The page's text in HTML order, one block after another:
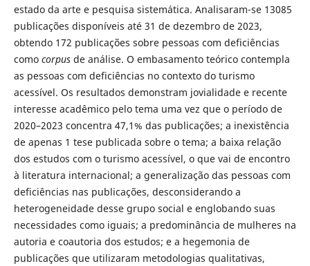
estado da arte e pesquisa sistemática. Analisaram-se 13085
publicações disponíveis até 31 de dezembro de 2023,
obtendo 172 publicações sobre pessoas com deficiências
como corpusde análise. O embasamento teórico contempla
as pessoas com deficiências no contexto do turismo
acessível. Os resultados demonstram jovialidade e recente
interesse acadêmico pelo tema uma vez que o período de
2020–2023 concentra 47,1% das publicações; a inexistência
de apenas 1 tese publicada sobre o tema; a baixa relação
dos estudos com o turismo acessível, o que vai de encontro
à literatura internacional; a generalização das pessoas com
deficiências nas publicações, desconsiderando a
heterogeneidade desse grupo social e englobando suas
necessidades como iguais; a predominância de mulheres na
autoria e coautoria dos estudos; e a hegemonia de
publicações que utilizaram metodologias qualitativas,